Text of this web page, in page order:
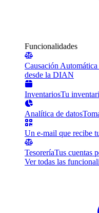
Funcionalidades
Causación Automática
desde la DIAN
InventariosTu
Analítica de datos
Un e-mail que recibe
TesoreríaTus cuentas
Ver todas las